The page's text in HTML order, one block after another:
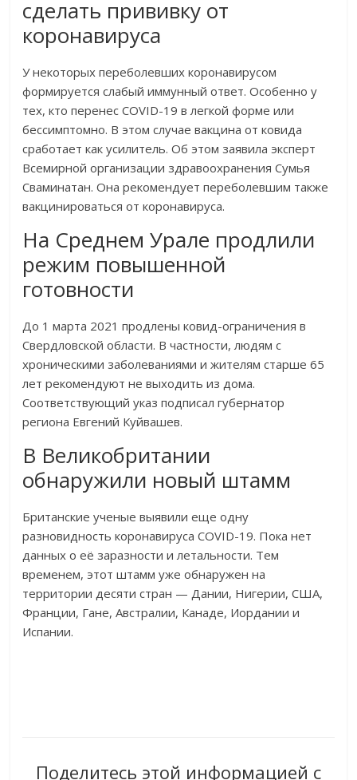
сделать прививку от
коронавируса
У некоторых переболевших коронавирусом
формируется слабый иммунный ответ. Особенно у
тех, кто перенес COVID-19 в легкой форме или
бессимптомно. В этом случае вакцина от ковида
сработает как усилитель. Об этом заявила эксперт
Всемирной организации здравоохранения Сумья
Сваминатан. Она рекомендует переболевшим также
вакцинироваться от коронавируса.
На Среднем Урале продлили
режим повышенной
готовности
До 1 марта 2021 продлены ковид-ограничения в
Свердловской области. В частности, людям с
хроническими заболеваниями и жителям старше 65
лет рекомендуют не выходить из дома.
Соответствующий указ подписал губернатор
региона Евгений Куйвашев.
В Великобритании
обнаружили новый штамм
Британские ученые выявили еще одну
разновидность коронавируса COVID-19. Пока нет
данных о её заразности и летальности. Тем
временем, этот штамм уже обнаружен на
территории десяти стран — Дании, Нигерии, США,
Франции, Гане, Австралии, Канаде, Иордании и
Испании.
Поделитесь этой информацией с